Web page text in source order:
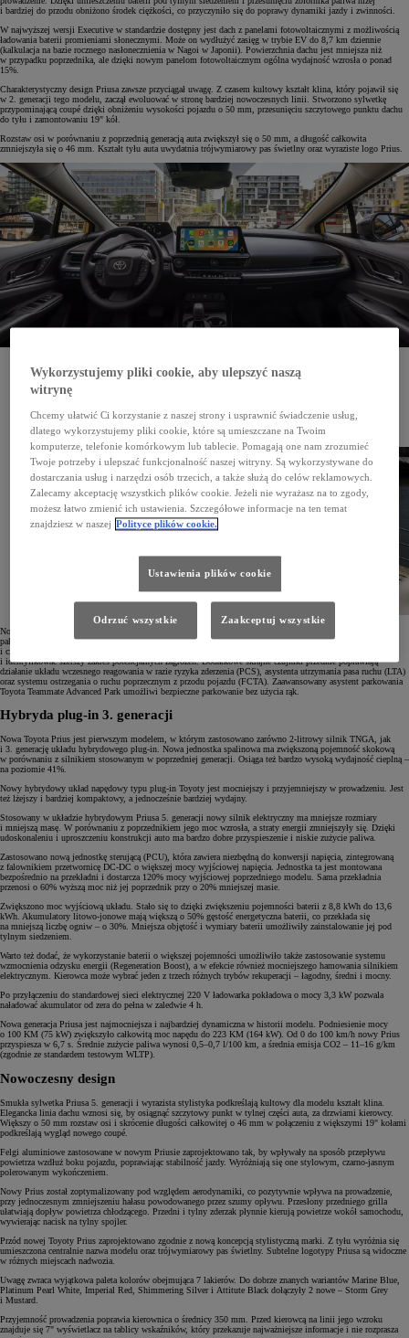
i bardziej do przodu obniżono środek ciężkości, co przyczyniło się do poprawy dynamiki jazdy i zwinności.
W najwyższej wersji Executive w standardzie dostępny jest dach z panelami fotowoltaicznymi z możliwością
ładowania baterii promieniami słonecznymi. Może on wydłużyć zasięg w trybie EV do 8,7 km dziennie
(kalkulacja na bazie rocznego nasłonecznienia w Nagoi w Japonii). Powierzchnia dachu jest mniejsza niż
w przypadku poprzednika, ale dzięki nowym panelom fotowoltaicznym ogólna wydajność wzrosła o ponad
15%.
Charakterystyczny design Priusa zawsze przyciągał uwagę. Z czasem kultowy kształt klina, który pojawił się
w 2. generacji tego modelu, zaczął ewoluować w stronę bardziej nowoczesnych linii. Stworzono sylwetkę
przypominającą coupé dzięki obniżeniu wysokości pojazdu o 50 mm, przesunięciu szczytowego punktu dachu
do tyłu i zamontowaniu 19" kół.
Rozstaw osi w porównaniu z poprzednią generacją auta zwiększył się o 50 mm, a długość całkowita
zmniejszyła się o 46 mm. Kształt tyłu auta uwydatnia trójwymiarowy pas świetlny oraz wyraziste logo Prius.
a wnętrze jest wykonane z materiałów najwyższej jakości. Dodać do tego należy subtelne elementy
stylistyczne, które podkreślają nowoczesny charakter auta.
kierowcy i przyczynia się do zwiększenia bezpieczeństwa podczas jazdy. Układ wszystkich
przycisków i przełączników jest przejrzysty, stawiając na pierwszym miejscu komfort
i funkcjonalność.
Nowy Prius został wyposażony w innowacyjne systemy bezpieczeństwa Toyota T-MATE obejmujące m.in.
pakiet Toyota Safety Sense. Systemy te mogą być aktualizowany zdalnie. Udoskonalona przednia kamera
i czujniki radarowe mają znacznie większe pole widzenia, co pozwala wykrywać więcej obiektów
i identyfikować szerszy zakres potencjalnych zagrożeń. Dodatkowe skrajne czujniki przednie poprawiają
działanie układu wczesnego reagowania w razie ryzyka zderzenia (PCS), asystenta utrzymania pasa ruchu (LTA)
oraz systemu ostrzegania o ruchu poprzecznym z przodu pojazdu (FCTA). Zaawansowany asystent parkowania
Toyota Teammate Advanced Park umożliwi bezpieczne parkowanie bez użycia rąk.
Hybryda plug-in 3. generacji
Nowa Toyota Prius jest pierwszym modelem, w którym zastosowano zarówno 2-litrowy silnik TNGA, jak
i 3. generację układu hybrydowego plug-in. Nowa jednostka spalinowa ma zwiększoną pojemność skokową
w porównaniu z silnikiem stosowanym w poprzedniej generacji. Osiąga też bardzo wysoką wydajność cieplną –
na poziomie 41%.
Nowy hybrydowy układ napędowy typu plug-in Toyoty jest mocniejszy i przyjemniejszy w prowadzeniu. Jest
też lżejszy i bardziej kompaktowy, a jednocześnie bardziej wydajny.
Stosowany w układzie hybrydowym Priusa 5. generacji nowy silnik elektryczny ma mniejsze rozmiary
i mniejszą masę. W porównaniu z poprzednikiem jego moc wzrosła, a straty energii zmniejszyły się. Dzięki
udoskonaleniu i uproszczeniu konstrukcji auto ma bardzo dobre przyspieszenie i niskie zużycie paliwa.
Zastosowano nową jednostkę sterującą (PCU), która zawiera niezbędną do konwersji napięcia, zintegrowaną
z falownikiem przetwornicę DC-DC o większej mocy wyjściowej napięcia. Jednostka ta jest montowana
bezpośrednio na przekładni i dostarcza 120% mocy wyjściowej poprzedniego modelu. Sama przekładnia
przenosi o 60% wyższą moc niż jej poprzednik przy o 20% mniejszej masie.
Zwiększono moc wyjściową układu. Stało się to dzięki zwiększeniu pojemności baterii z 8,8 kWh do 13,6
kWh. Akumulatory litowo-jonowe mają większą o 50% gęstość energetyczna baterii, co przekłada się
na mniejszą liczbę ogniw – o 30%. Mniejsza objętość i wymiary baterii umożliwiły zainstalowanie jej pod
tylnym siedzeniem.
Warto też dodać, że wykorzystanie baterii o większej pojemności umożliwiło także zastosowanie systemu
wzmocnienia odzysku energii (Regeneration Boost), a w efekcie również mocniejszego hamowania silnikiem
elektrycznym. Kierowca może wybrać jeden z trzech różnych trybów rekuperacji – łagodny, średni i mocny.
Po przyłączeniu do standardowej sieci elektrycznej 220 V ładowarka pokładowa o mocy 3,3 kW pozwala
naładować akumulator od zera do pełna w zaledwie 4 h.
Nowa generacja Priusa jest najmocniejsza i najbardziej dynamiczna w historii modelu. Podniesienie mocy
o 100 KM (75 kW) zwiększyło całkowitą moc napędu do 223 KM (164 kW). Od 0 do 100 km/h nowy Prius
przyspiesza w 6,7 s. Średnie zużycie paliwa wynosi 0,5–0,7 l/100 km, a średnia emisja CO2 – 11–16 g/km
(zgodnie ze standardem testowym WLTP).
Nowoczesny design
Smukła sylwetka Priusa 5. generacji i wyrazista stylistyka podkreślają kultowy dla modelu kształt klina.
Elegancka linia dachu wznosi się, by osiągnąć szczytowy punkt w tylnej części auta, za drzwiami kierowcy.
Większy o 50 mm rozstaw osi i skrócenie długości całkowitej o 46 mm w połączeniu z większymi 19" kołami
podkreślają wygląd nowego coupé.
Felgi aluminiowe zastosowane w nowym Priusie zaprojektowano tak, by wpływały na sposób przepływu
powietrza wzdłuż boku pojazdu, poprawiając stabilność jazdy. Wyróżniają się one stylowym, czarno-jasnym
polerowanym wykończeniem.
Nowy Prius został zoptymalizowany pod względem aerodynamiki, co pozytywnie wpływa na prowadzenie,
przy jednoczesnym zmniejszeniu hałasu powodowanego przez szumy opływu. Przesłony przedniego grilla
ułatwiają dopływ powietrza chłodzącego. Przedni i tylny zderzak płynnie kierują powietrze wokół samochodu,
wywierając nacisk na tylny spojler.
Przód nowej Toyoty Prius zaprojektowano zgodnie z nową koncepcją stylistyczną marki. Z tyłu wyróżnia się
umieszczona centralnie nazwa modelu oraz trójwymiarowy pas świetlny. Subtelne logotypy Priusa są widoczne
w różnych miejscach nadwozia.
Uwagę zwraca wyjątkowa paleta kolorów obejmująca 7 lakierów. Do dobrze znanych wariantów Marine Blue,
Platinum Pearl White, Imperial Red, Shimmering Silver i Attitute Black dołączyły 2 nowe – Storm Grey
i Mustard.
Przyjemność prowadzenia poprawia kierownica o średnicy 350 mm. Przed kierowcą na linii jego wzroku
znajduje się 7" wyświetlacz na tablicy wskaźników, który przekazuje najważniejsze informacje i nie rozprasza
Wykorzystujemy pliki cookie, aby ulepszyć naszą
witrynę
Chcemy ułatwić Ci korzystanie z naszej strony i usprawnić świadczenie usług,
dlatego wykorzystujemy pliki cookie, które są umieszczane na Twoim
komputerze, telefonie komórkowym lub tablecie. Pomagają one nam zrozumieć
Twoje potrzeby i ulepszać funkcjonalność naszej witryny. Są wykorzystywane do
dostarczania usług i narzędzi osób trzecich, a także służą do celów reklamowych.
Zalecamy akceptację wszystkich plików cookie. Jeżeli nie wyrażasz na to zgody,
możesz łatwo zmienić ich ustawienia. Szczegółowe informacje na ten temat
znajdziesz w naszej Polityce plików cookie.
Ustawienia plików cookie
Odrzuć wszystkie Zaakceptuj wszystkie